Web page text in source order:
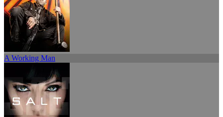
A Working Man